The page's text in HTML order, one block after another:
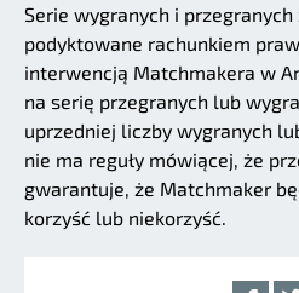
Serie wygranych i
podyktowane rachunkiem
interwencją Matchmakera w
na serię przegranych lub
uprzedniej liczby wygranych
nie ma reguły mówiącej, że
gwarantuje, że Matchmaker
korzyść lub niekorzyść.